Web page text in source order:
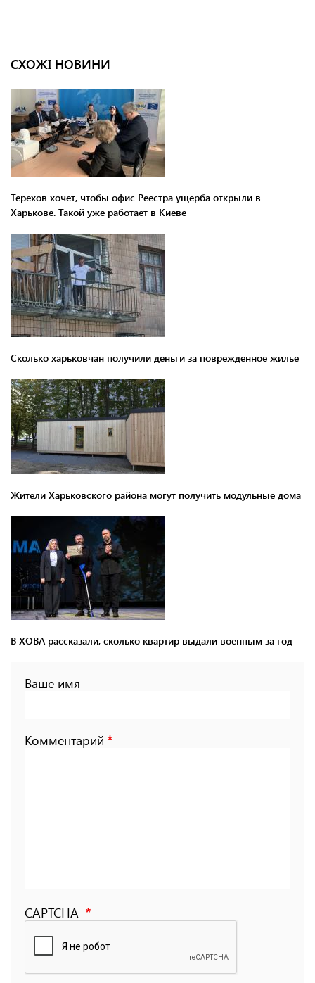
СХОЖІ НОВИНИ
Терехов хочет, чтобы офис Реестра ущерба открыли в
Харькове. Такой уже работает в Киеве
Сколько харьковчан получили деньги за поврежденное жилье
Жители Харьковского района могут получить модульные дома
В ХОВА рассказали, сколько квартир выдали военным за год
Ваше имя
Комментарий
CAPTCHA